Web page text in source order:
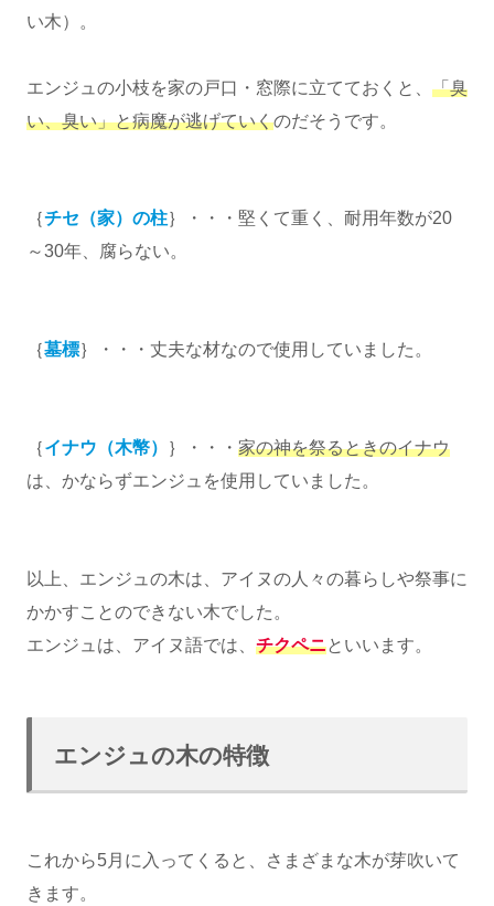
い木）。
エンジュの小枝を家の戸口・窓際に立てておくと、 「臭
い、臭い」と病魔が逃げていくのだそうです。
｛チセ（家）の柱｝・・・堅くて重く、耐用年数が20
～30年、腐らない。
｛墓標｝・・・丈夫な材なので使用していました。
｛イナウ（木幣） ｝・・・ 家の神を祭るときのイナウ
は、かならずエンジュを使用していました。
以上、エンジュの木は、アイヌの人々の暮らしや祭事に
かかすことのできない木でした。
エンジュは、アイヌ語では、 チクペニといいます。
エンジュの木の特徴
これから5月に入ってくると、さまざまな木が芽吹いて
きます。